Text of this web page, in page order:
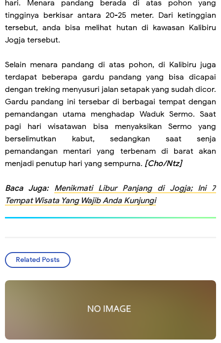
hari. Menara pandang berada di atas pohon yang
tingginya berkisar antara 20-25 meter. Dari ketinggian
tersebut, anda bisa melihat hutan di kawasan Kalibiru
Jogja tersebut.
Selain menara pandang di atas pohon, di Kalibiru juga
terdapat beberapa gardu pandang yang bisa dicapai
dengan treking menyusuri jalan setapak yang sudah dicor.
Gardu pandang ini tersebar di berbagai tempat dengan
pemandangan utama menghadap Waduk Sermo. Saat
pagi hari wisatawan bisa menyaksikan Sermo yang
berselimutkan kabut, sedangkan saat senja
pemandangan mentari yang terbenam di barat akan
menjadi penutup hari yang sempurna. [Cho/Ntz]
Baca Juga: Menikmati Libur Panjang di Jogja; Ini 7
Tempat Wisata Yang Wajib Anda Kunjungi
Related Posts